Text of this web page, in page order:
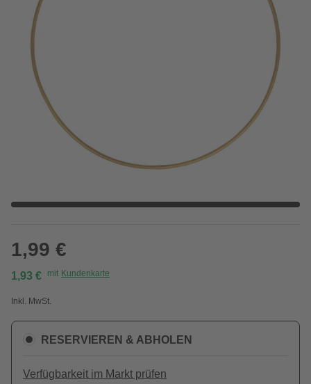
1,99 €
1,93 € mit Kundenkarte
Inkl. MwSt.
RESERVIEREN & ABHOLEN
Verfügbarkeit im Markt prüfen